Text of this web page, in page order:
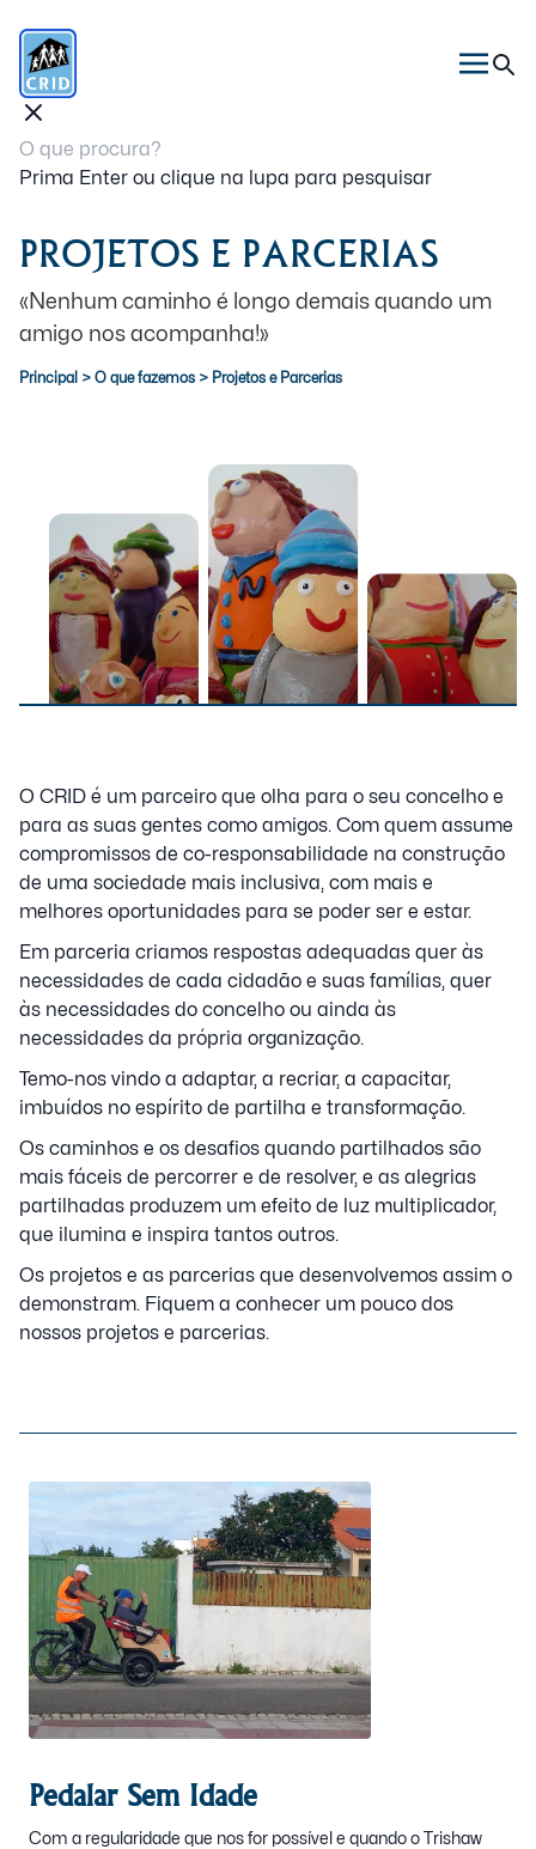
Prima Enter ou clique na lupa para pesquisar
PROJETOS E PARCERIAS
«Nenhum caminho é longo demais quando um
amigo nos acompanha!»
Principal > O que fazemos > Projetos e Parcerias
O CRID é um parceiro que olha para o seu concelho e
para as suas gentes como amigos. Com quem assume
compromissos de co-responsabilidade na construção
de uma sociedade mais inclusiva, com mais e
melhores oportunidades para se poder ser e estar.
Em parceria criamos respostas adequadas quer às
necessidades de cada cidadão e suas famílias, quer
às necessidades do concelho ou ainda às
necessidades da própria organização.
Temo-nos vindo a adaptar, a recriar, a capacitar,
imbuídos no espírito de partilha e transformação.
Os caminhos e os desafios quando partilhados são
mais fáceis de percorrer e de resolver, e as alegrias
partilhadas produzem um efeito de luz multiplicador,
que ilumina e inspira tantos outros.
Os projetos e as parcerias que desenvolvemos assim o
demonstram. Fiquem a conhecer um pouco dos
nossos projetos e parcerias.
Pedalar Sem Idade
Com a regularidade que nos for possível e quando o Trishaw